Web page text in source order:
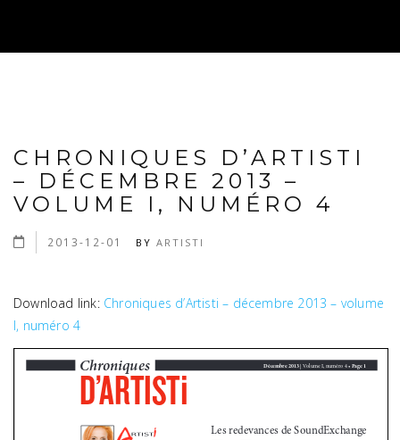
CHRONIQUES D’ARTISTI
– DÉCEMBRE 2013 –
VOLUME I, NUMÉRO 4
2013-12-01 BYARTISTI
Download link: Chroniques d’Artisti – décembre 2013 – volume
I, numéro 4